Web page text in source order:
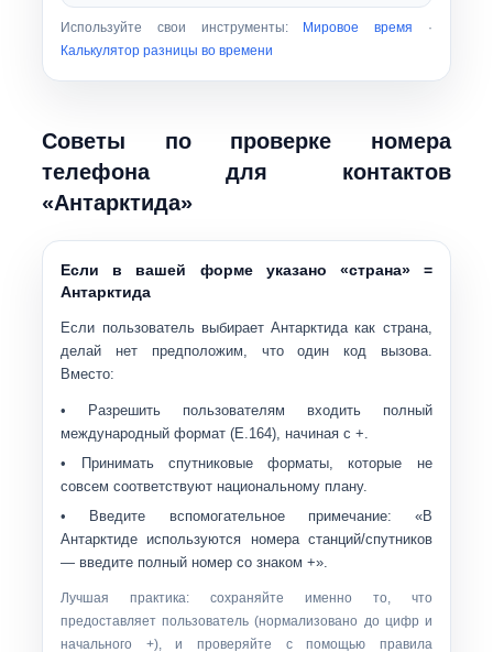
Используйте свои инструменты: Мировое время ·
Калькулятор разницы во времени
Советы по проверке номера
телефона для контактов
«Антарктида»
Если в вашей форме указано «страна» =
Антарктида
Если пользователь выбираетАнтарктидакак страна,
делай нет предположим, что один код вызова.
Вместо:
• Разрешить пользователям входить полный
международный формат (E.164), начиная с+.
• Принимать спутниковые форматы, которые не
совсем соответствуют национальному плану.
• Введите вспомогательное примечание: «В
Антарктиде используются номера станций/спутников
— введите полный номер со знаком +».
Лучшая практика: сохраняйте именно то, что
предоставляет пользователь (нормализовано до цифр и
начального +), и проверяйте с помощью правила